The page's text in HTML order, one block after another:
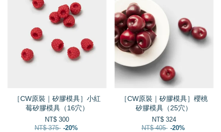
［CW原裝｜矽膠模具］小紅
莓矽膠模具（16穴）
NT$ 300
NT$ 375 -20%
［CW原裝｜矽膠模具］櫻桃
矽膠模具（25穴）
NT$ 324
NT$ 405 -20%